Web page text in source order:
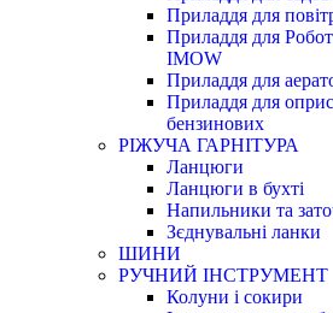
Приладдя для
Приладдя для
IMOW
Приладдя для
Приладдя для
бензинових
РІЖУЧА ГАРНІТУРА
Ланцюги
Ланцюги в бухті
Напильники та
Зєднувальні ланки
ШИНИ
РУЧНИЙ ІНСТРУМЕНТ
Колуни і сокири